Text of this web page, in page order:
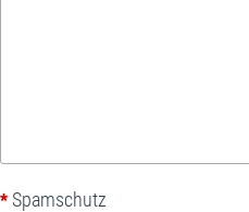
* Spamschutz